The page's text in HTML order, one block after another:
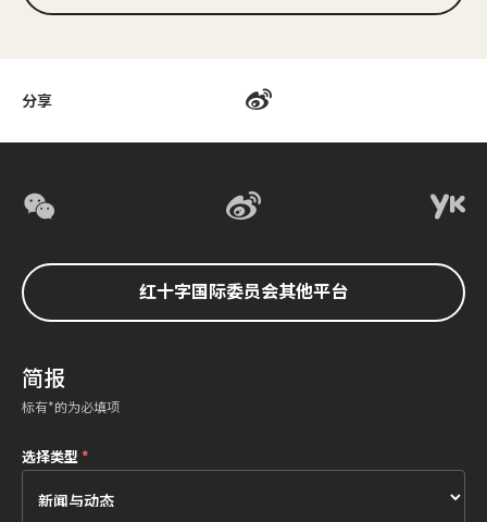
分享
红十字国际委员会其他平台
简报
标有*的为必填项
选择类型 *